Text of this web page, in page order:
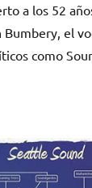
a los 52
el
como